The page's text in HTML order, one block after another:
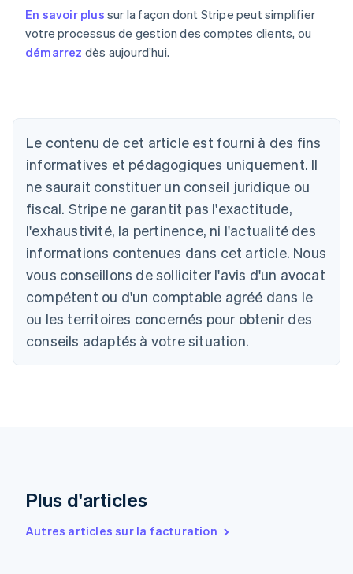
En savoir plus sur la façon dont Stripe peut simplifier
votre processus de gestion des comptes clients, ou
démarrez dès aujourd’hui.
Le contenu de cet article est fourni à des fins
informatives et pédagogiques uniquement. Il
ne saurait constituer un conseil juridique ou
fiscal. Stripe ne garantit pas l'exactitude,
l'exhaustivité, la pertinence, ni l'actualité des
informations contenues dans cet article. Nous
vous conseillons de solliciter l'avis d'un avocat
compétent ou d'un comptable agréé dans le
ou les territoires concernés pour obtenir des
conseils adaptés à votre situation.
Plus d'articles
Autres articles sur la facturation
Allemagne
Deutsch
Australie
English
Autriche
Belgique
NederlandsFrançaisDeutschEnglish
Brésil
PortuguêsEnglish
Bulgarie
English
English Français
Chine continentale
English
Espagne